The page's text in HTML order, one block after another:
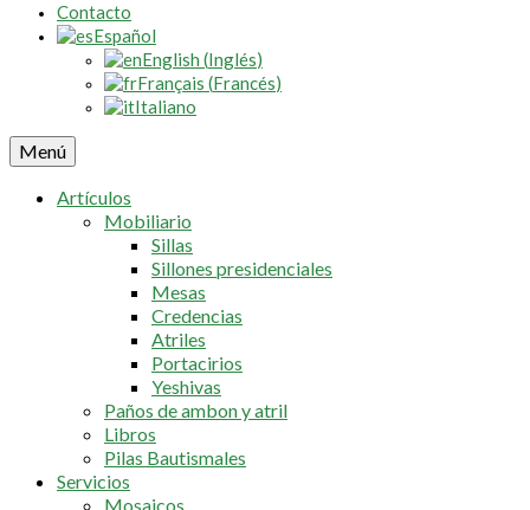
Contacto
Español
English (Inglés)
Français (Francés)
Italiano
Menú
Artículos
Mobiliario
Sillas
Sillones presidenciales
Mesas
Credencias
Atriles
Portacirios
Yeshivas
Paños de ambon y atril
Libros
Pilas Bautismales
Servicios
Mosaicos